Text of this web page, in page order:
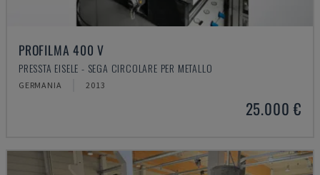
PROFILMA 400 V
PRESSTA EISELE - SEGA CIRCOLARE PER METALLO
GERMANIA 2013
25.000 €